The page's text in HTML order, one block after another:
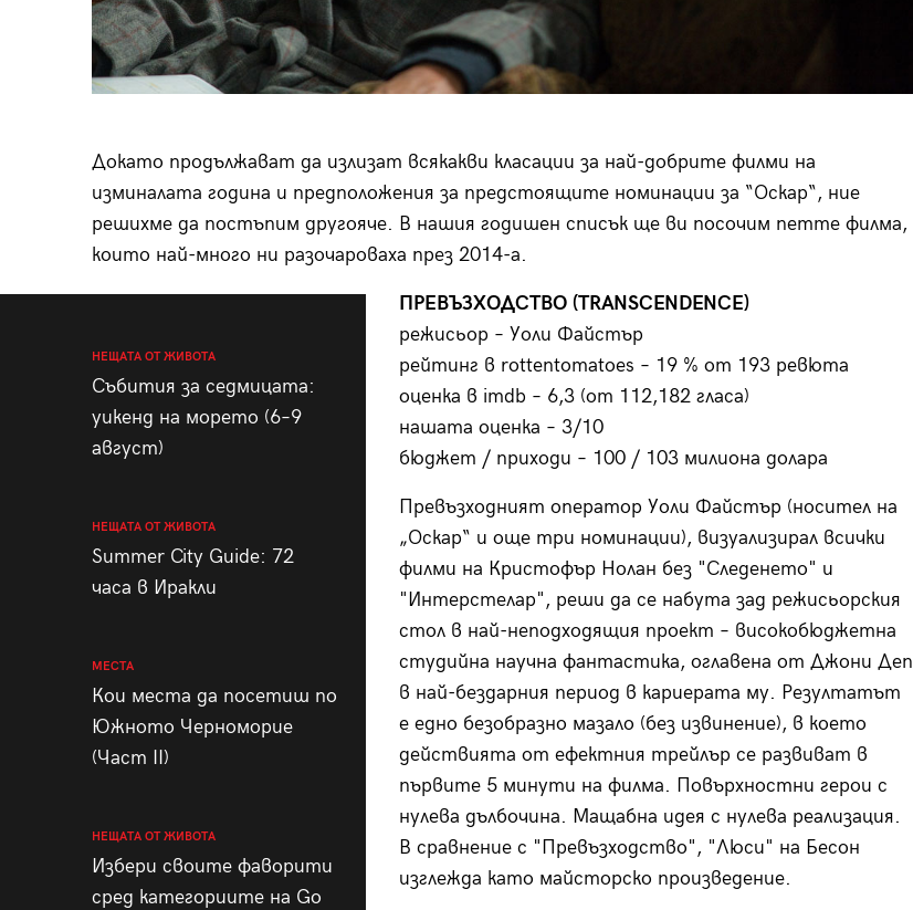
Докато продължават да излизат всякакви класации за най-добрите филми на
изминалата година и предположения за предстоящите номинации за “Оскар“, ние
решихме да постъпим другояче. В нашия годишен списък ще ви посочим петте филма,
които най-много ни разочароваха през 2014-а.
НЕЩАТА ОТ ЖИВОТА
Събития за седмицата:
уикенд на морето (6–9
август)
НЕЩАТА ОТ ЖИВОТА
Summer City Guide: 72
часа в Иракли
МЕСТА
Кои места да посетиш по
Южното Черноморие
(Част II)
НЕЩАТА ОТ ЖИВОТА
Избери своите фаворити
сред категориите на Go
ПРЕВЪЗХОДСТВО (TRANSCENDENCE)
режисьор – Уоли Файстър
рейтинг в rottentomatoes – 19 % от 193 ревюта
оценка в imdb – 6,3 (от 112,182 гласа)
нашата оценка – 3/10
бюджет / приходи – 100 / 103 милиона долара
Превъзходният оператор Уоли Файстър (носител на
„Оскар“ и още три номинации), визуализирал всички
филми на Кристофър Нолан без "Следенето" и
"Интерстелар", реши да се набута зад режисьорския
стол в най-неподходящия проект – високобюджетна
студийна научна фантастика, оглавена от Джони Деп
в най-бездарния период в кариерата му. Резултатът
е едно безобразно мазало (без извинение), в което
действията от ефектния трейлър се развиват в
първите 5 минути на филма. Повърхностни герои с
нулева дълбочина. Мащабна идея с нулева реализация.
В сравнение с "Превъзходство", "Люси" на Бесон
изглежда като майсторско произведение.